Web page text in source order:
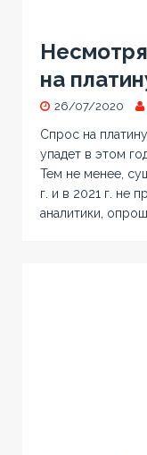
на
26/07/2020
Спрос на
упадет в этом
Тем не менее,
г. и в 2021 г. не
аналитики,